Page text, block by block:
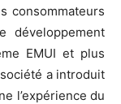
consommateurs
développement
EMUI et plus
a introduit
l’expérience du